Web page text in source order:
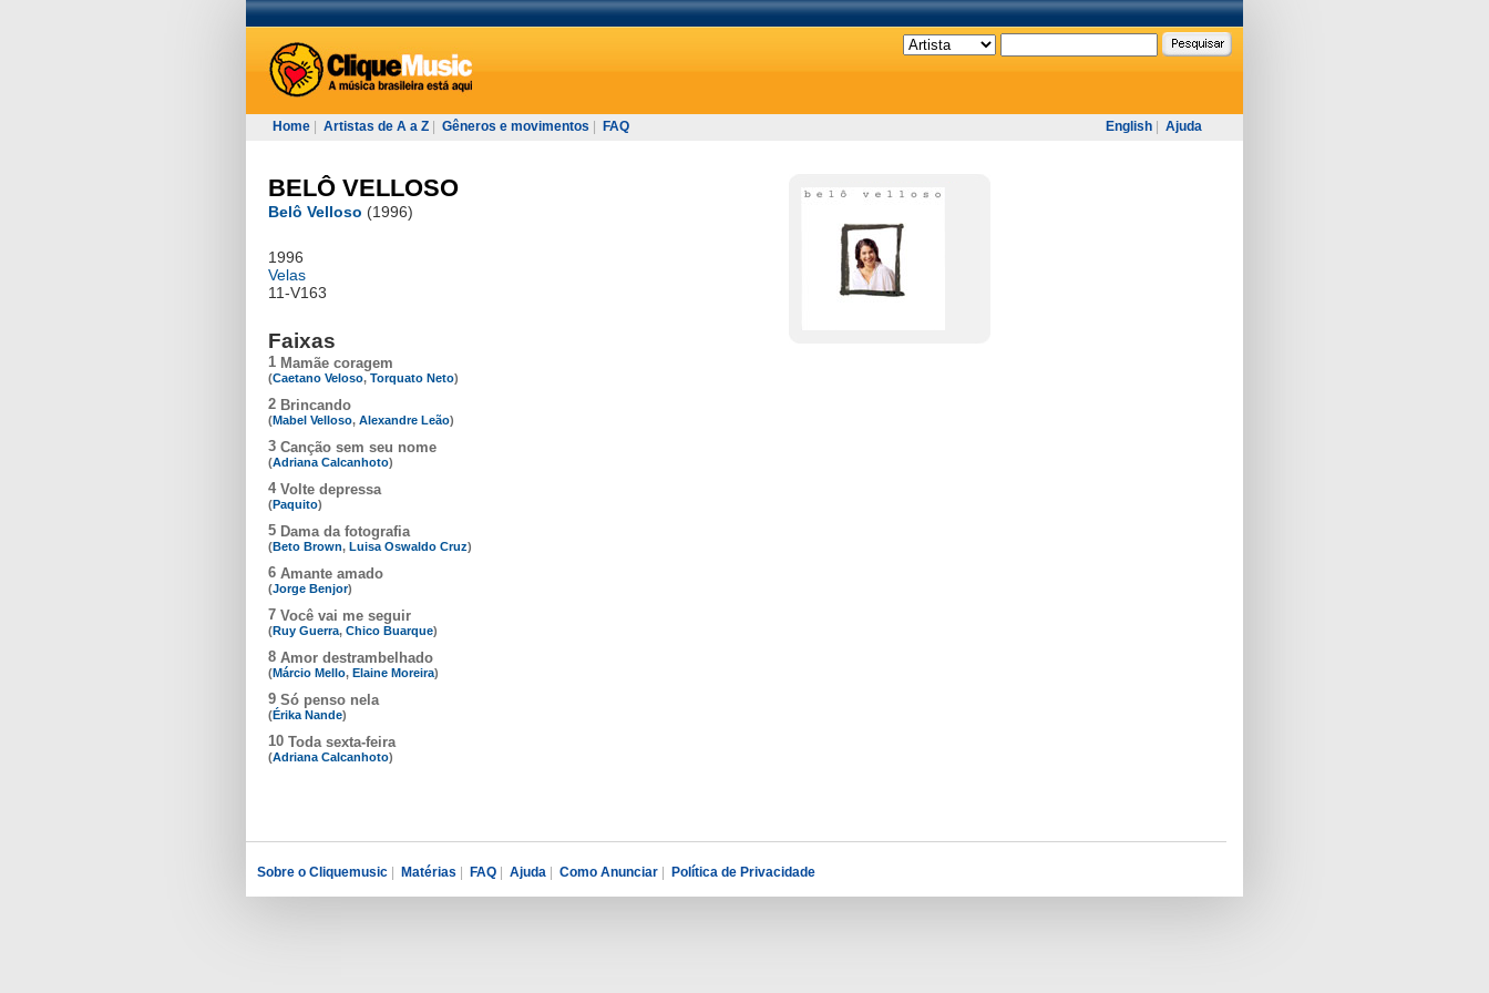
Home Artistas de A a Z Gêneros e movimentos FAQ English Ajuda
BELÔ VELLOSO
Belô Velloso (1996)
1996
Velas
11-V163
Faixas
1 Mamãe coragem
(Caetano Veloso, Torquato Neto)
2 Brincando
(Mabel Velloso, Alexandre Leão)
3 Canção sem seu nome
(Adriana Calcanhoto)
4 Volte depressa
(Paquito)
5 Dama da fotografia
(Beto Brown, Luisa Oswaldo Cruz)
6 Amante amado
(Jorge Benjor)
7 Você vai me seguir
(Ruy Guerra, Chico Buarque)
8 Amor destrambelhado
(Márcio Mello, Elaine Moreira)
9 Só penso nela
(Érika Nande)
10 Toda sexta-feira
(Adriana Calcanhoto)
Sobre o Cliquemusic Matérias FAQ Ajuda Como Anunciar Política de Privacidade